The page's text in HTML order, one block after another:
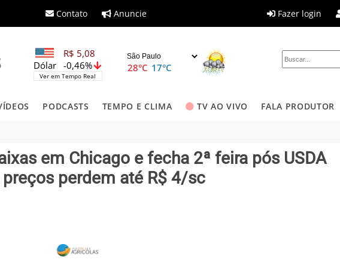
Contato Anuncie Fazer login
R$ 5,08
-0,46%
Dólar
Ver em Tempo Real
28°C 17°C
PODCASTS TEMPO E CLIMA TV AO VIVO FALA PRODUTOR
em Chicago e fecha 2ª feira pós USDA
preços perdem até R$ 4/sc